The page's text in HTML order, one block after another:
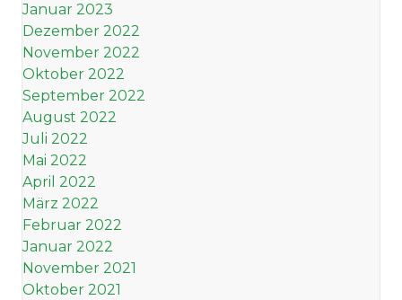
Januar 2023
Dezember 2022
November 2022
Oktober 2022
September 2022
August 2022
Juli 2022
Mai 2022
April 2022
März 2022
Februar 2022
Januar 2022
November 2021
Oktober 2021